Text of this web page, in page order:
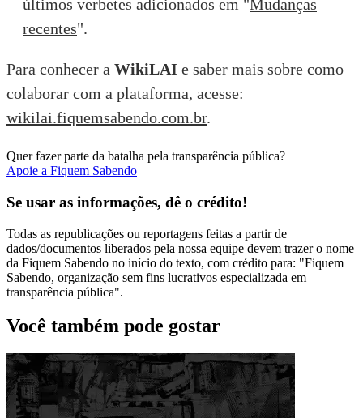
últimos verbetes adicionados em "Mudanças
recentes".
Para conhecer a WikiLAI e saber mais sobre como
colaborar com a plataforma, acesse:
wikilai.fiquemsabendo.com.br.
Quer fazer parte da batalha pela transparência pública?
Apoie a Fiquem Sabendo
Se usar as informações, dê o crédito!
Todas as republicações ou reportagens feitas a partir de
dados/documentos liberados pela nossa equipe devem trazer o nome
da Fiquem Sabendo no início do texto, com crédito para: "Fiquem
Sabendo, organização sem fins lucrativos especializada em
transparência pública".
Você também pode gostar